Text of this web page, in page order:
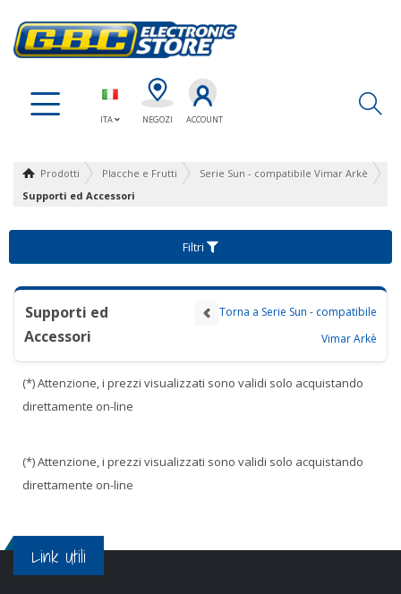
ITA NEGOZI ACCOUNT
Prodotti Placche e Frutti
Serie Sun - compatibile Vimar Arkè
Supporti ed Accessori
Filtri
Supporti ed
Accessori
Torna a Serie Sun - compatibile
Vimar Arkè
(*) Attenzione, i prezzi visualizzati sono validi solo acquistando
direttamente on-line
(*) Attenzione, i prezzi visualizzati sono validi solo acquistando
direttamente on-line
Link Utili